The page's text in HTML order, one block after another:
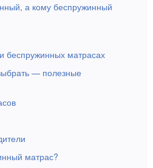
а кому беспружинный
беспружинных матрасах
— полезные
матрас?